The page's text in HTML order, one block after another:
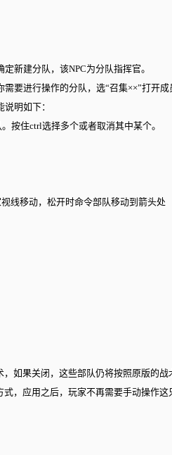
新建分队，该NPC为分队指挥官。
进行操作的分队，选“召集××”打开
明如下：
按住ctrl选择多个或者取消其中某个。
线移动，松开时命令部队移动到箭头处
如果关闭，这些部队仍将按照原版的战
，应用之后，玩家不再需要手动操作这